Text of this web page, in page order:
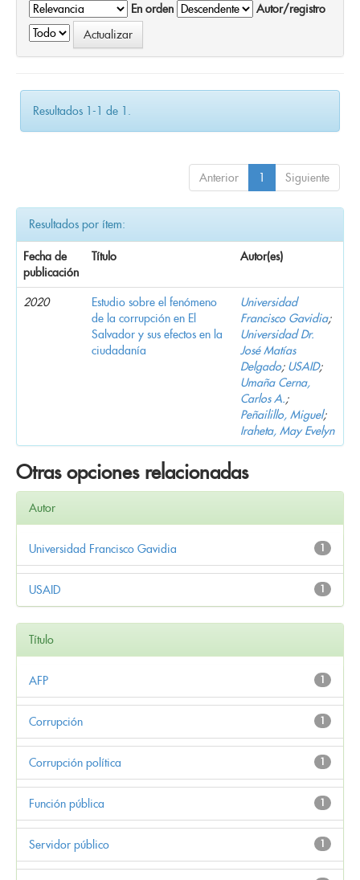
En orden
Autor/registro
Resultados 1-1 de 1.
Anterior 1 Siguiente
Resultados por ítem:
Fecha de
publicación
Título Autor(es)
2020
Estudio sobre el fenómeno
de la corrupción en El
Salvador y sus efectos en la
ciudadanía
Universidad
Francisco Gavidia;
Universidad Dr.
José Matías
Delgado; USAID;
Umaña Cerna,
Carlos A.;
Peñailillo, Miguel;
Iraheta, May Evelyn
Otras opciones relacionadas
Autor
1
Universidad Francisco Gavidia
1
USAID
Título
1
AFP
1
Corrupción
1
Corrupción política
1
Función pública
1
Servidor público